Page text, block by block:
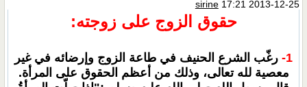
sirine17:21 2013-12-25
حقوق الزوج على زوجته:
1- رغّب الشرع الحنيف في طاعة الزوج وإرضائه في غير
معصية لله تعالى، وذلك من أعظم الحقوق على المرأة.